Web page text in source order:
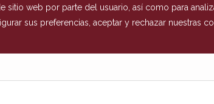
web por parte del usuario, así como para
sus preferencias, aceptar y rechazar nuestras